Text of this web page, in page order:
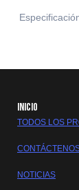
INICIO
TODOS LOS
NOTICIAS